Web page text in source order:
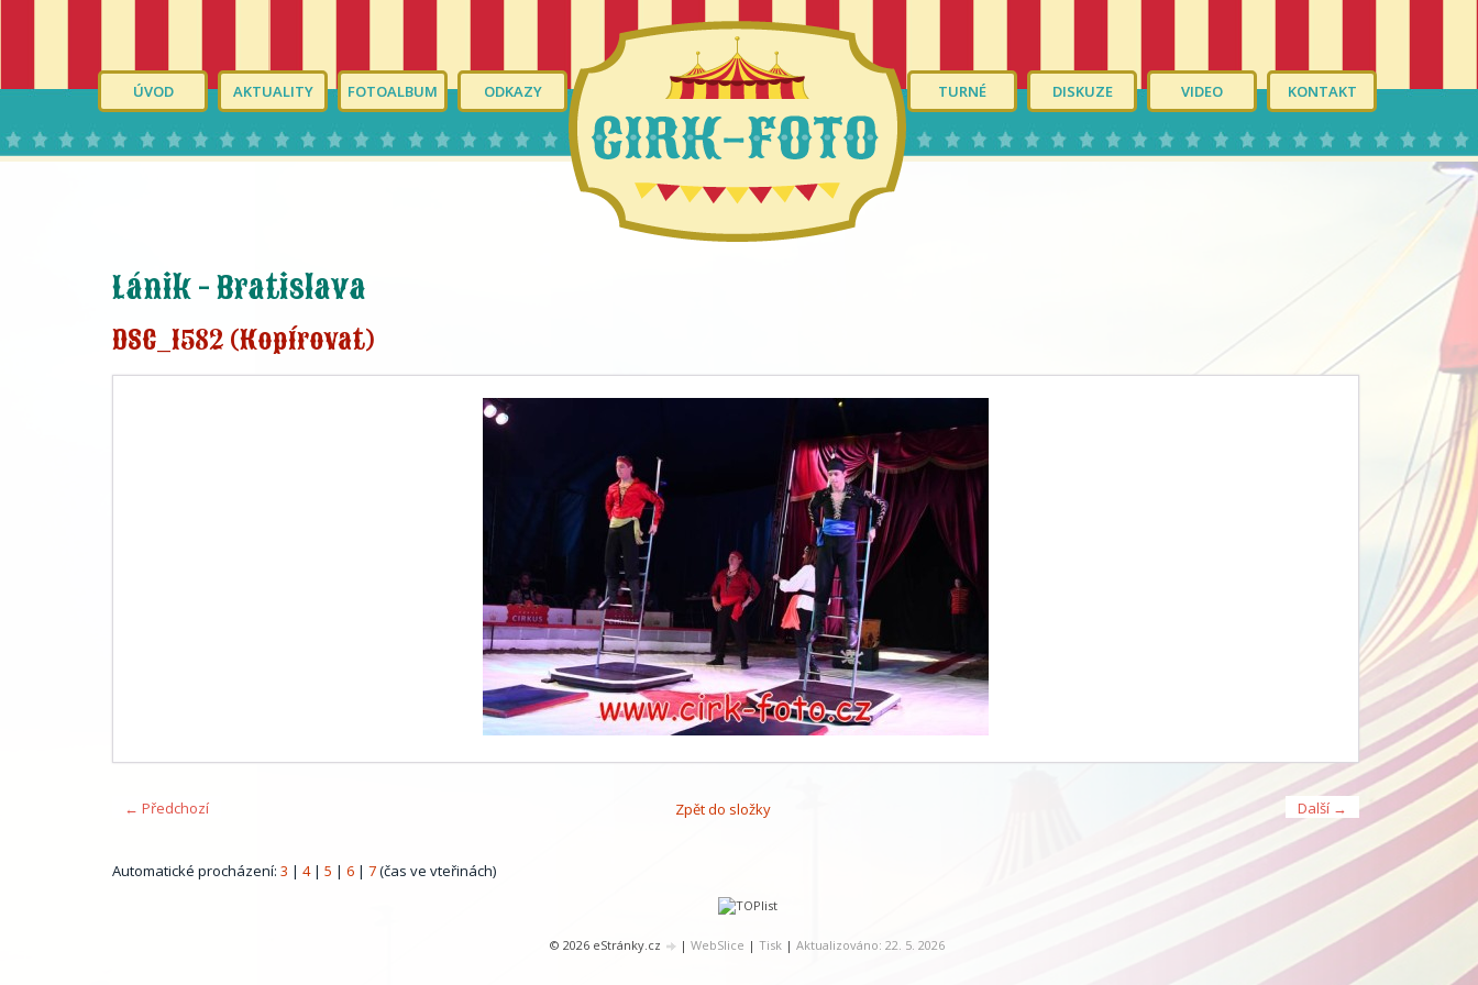
ÚVOD AKTUALITY FOTOALBUM ODKAZY TURNÉ DISKUZE VIDEO KONTAKT
Lánik - Bratislava
DSC_1582 (Kopírovat)
← Předchozí Další →
Zpět do složky
Automatické procházení: 3 | 4| 5 | 6 | 7(čas ve vteřinách)
© 2026 eStránky.cz | WebSlice | Tisk | Aktualizováno: 22. 5. 2026